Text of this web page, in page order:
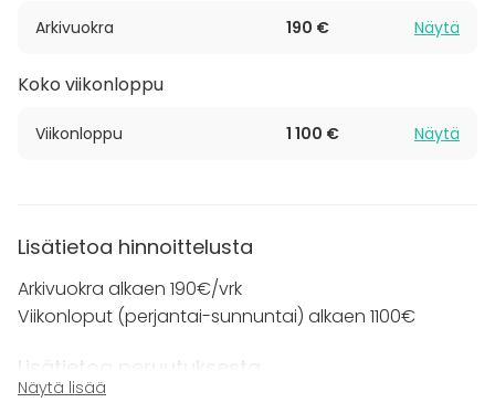
Arkivuokra 190 € Näytä
Koko viikonloppu
Viikonloppu 1 100 € Näytä
Lisätietoa hinnoittelusta
Arkivuokra alkaen 190€/vrk
Viikonloput (perjantai-sunnuntai) alkaen 1100€
Lisätietoa peruutuksesta
Näytä lisää